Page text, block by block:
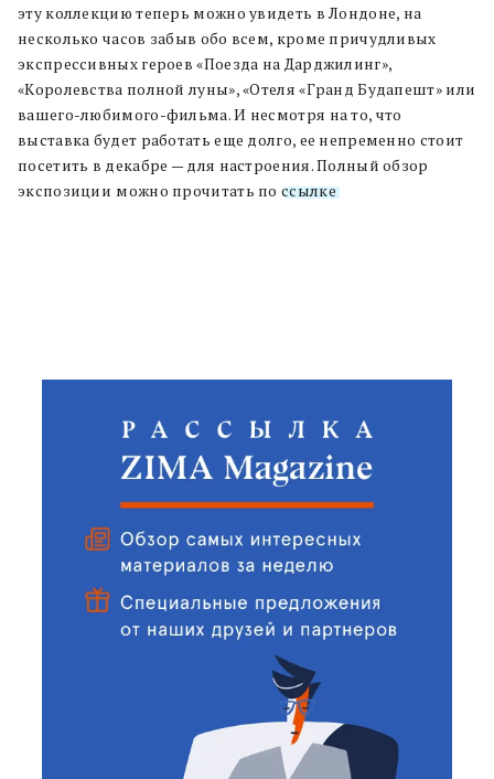
эту коллекцию теперь можно увидеть в Лондоне, на
несколько часов забыв обо всем, кроме причудливых
экспрессивных героев «Поезда на Дарджилинг»,
«Королевства полной луны», «Отеля «Гранд Будапешт» или
вашего-любимого-фильма. И несмотря на то, что
выставка будет работать еще долго, ее непременно стоит
посетить в декабре — для настроения. Полный обзор
экспозиции можно прочитать поссылке.